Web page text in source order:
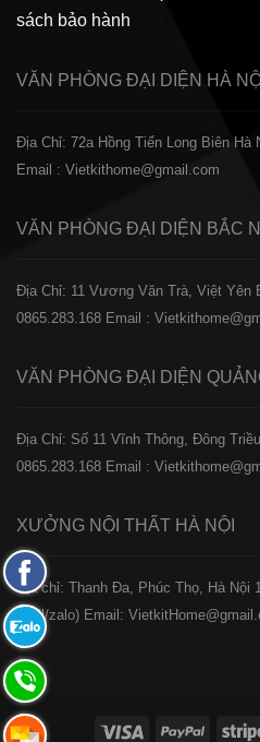
sách bảo hành
VĂN PHÒNG ĐẠI DIỆN HÀ
Địa Chỉ: 72a Hồng Tiến Long Biên Hà
Email : Vietkithome@gmail.com
VĂN PHÒNG ĐẠI DIỆN BẮC
Địa Chỉ: 11 Vương Văn Trà, Việt Yên
0865.283.168 Email :
VĂN PHÒNG ĐẠI DIỆN
Địa Chỉ: Số 11 Vĩnh Thông, Đông
0865.283.168 Email :
XƯỞNG NỘI THẤT HÀ NỘI
️Địa chỉ: Thanh Đa, Phúc Thọ, Hà Nội
(Call/zalo) Email:
Fanpage
Facebook
Zalo:
0865.283.168
Hotline:
0865.283.168
Hotline: